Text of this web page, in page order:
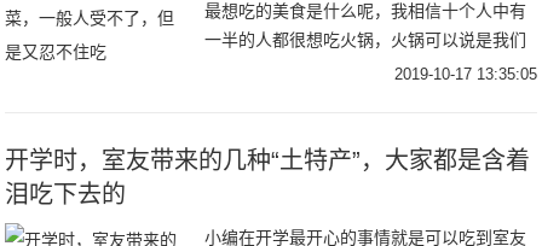
最想吃的美食是什么呢，我相信十个人中有
一半的人都很想吃火锅，火锅可以说是我们
非常受欢迎的中国美食了，像是四川，重庆
2019-10-17 13:35:05
开学时，室友带来的几种“土特产”，大家都是含着
泪吃下去的
小编在开学最开心的事情就是可以吃到室友